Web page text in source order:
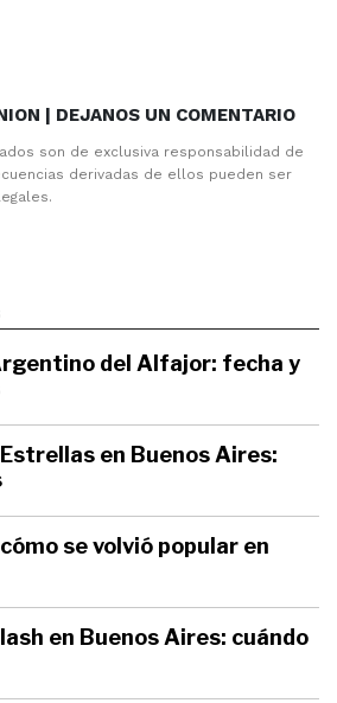
| DEJANOS UN COMENTARIO
son de exclusiva responsabilidad de
derivadas de ellos pueden ser
del Alfajor: fecha y
en Buenos Aires:
se volvió popular en
en Buenos Aires: cuándo